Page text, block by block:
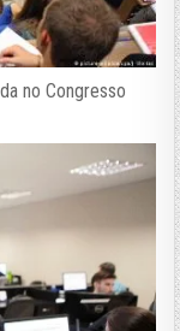
no Congresso